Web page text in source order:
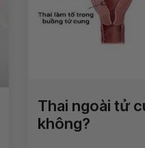
Thai ngoài tử
không?